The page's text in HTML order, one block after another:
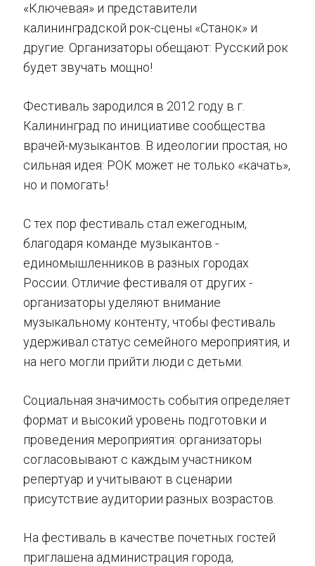
«Ключевая» и представители
калининградской рок-сцены «Станок» и
другие. Организаторы обещают: Русский рок
будет звучать мощно!
Фестиваль зародился в 2012 году в г.
Калининград по инициативе сообщества
врачей-музыкантов. В идеологии простая, но
сильная идея: РОК может не только «качать»,
но и помогать!
С тех пор фестиваль стал ежегодным,
благодаря команде музыкантов -
единомышленников в разных городах
России. Отличие фестиваля от других -
организаторы уделяют внимание
музыкальному контенту, чтобы фестиваль
удерживал статус семейного мероприятия, и
на него могли прийти люди с детьми.
Социальная значимость события определяет
формат и высокий уровень подготовки и
проведения мероприятия: организаторы
согласовывают с каждым участником
репертуар и учитывают в сценарии
присутствие аудитории разных возрастов.
На фестиваль в качестве почетных гостей
приглашена администрация города,